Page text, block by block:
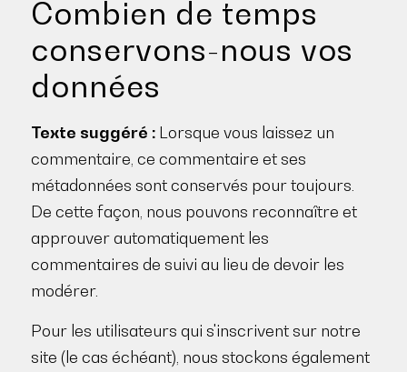
Combien de temps
conservons-nous vos
données
Texte suggéré : Lorsque vous laissez un
commentaire, ce commentaire et ses
métadonnées sont conservés pour toujours.
De cette façon, nous pouvons reconnaître et
approuver automatiquement les
commentaires de suivi au lieu de devoir les
modérer.
Pour les utilisateurs qui s'inscrivent sur notre
site (le cas échéant), nous stockons également